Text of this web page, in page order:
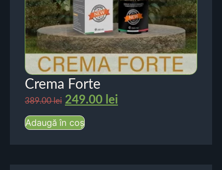
Crema Forte
389.00lei 249.00 lei
Adaugă în coș